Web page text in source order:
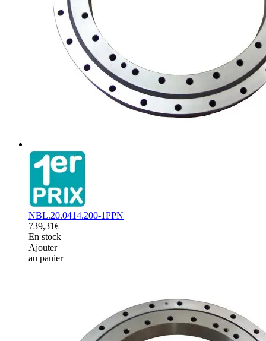
NBL.20.0414.200-1PPN
739,31€
En stock
Ajouter
au panier